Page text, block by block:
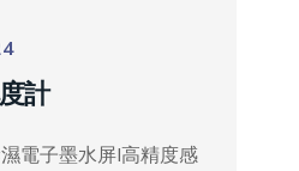
計
電子墨水屏I高精度感